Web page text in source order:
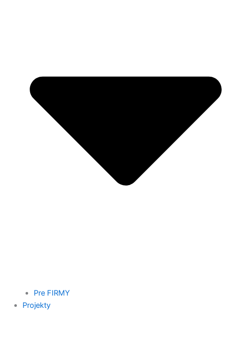
Pre FIRMY
Projekty